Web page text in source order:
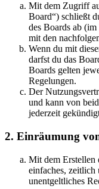
Mit dem Zugriff
Board“) schließt
des Boards ab
mit den
Wenn du mit
darfst du das
Boards gelten
Regelungen.
Der
und kann von
jederzeit
2. Einräumung
Mit dem Erstellen
einfaches, zeitlich
unentgeltliches